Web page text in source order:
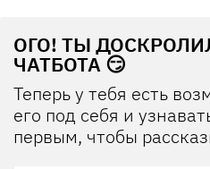
ОГО! ТЫ
ЧАТБОТА 😏
Теперь у тебя есть
его под себя и
первым, чтобы